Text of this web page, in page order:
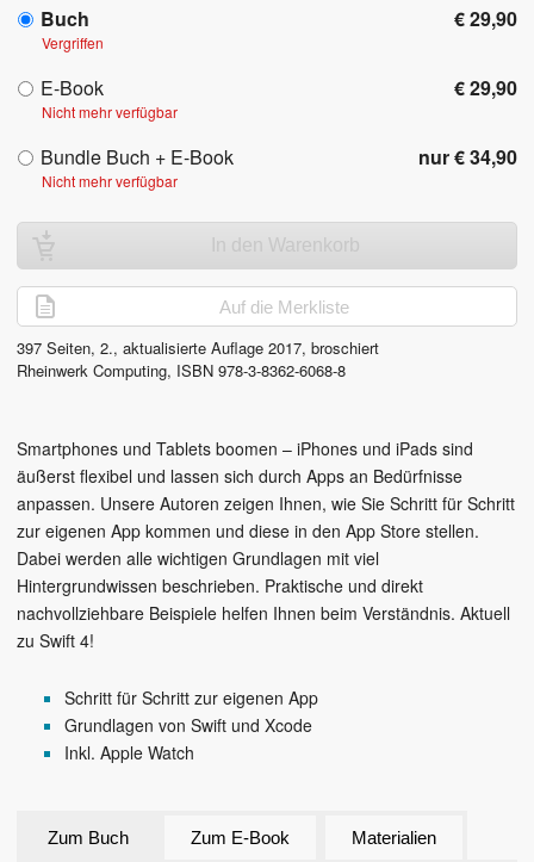
Buch € 29,90
Vergriffen
E-Book € 29,90
Nicht mehr verfügbar
Bundle Buch + E-Book nur € 34,90
Nicht mehr verfügbar
In den Warenkorb
Auf die Merkliste
397 Seiten, 2., aktualisierte Auflage 2017, broschiert
Rheinwerk Computing, ISBN 978-3-8362-6068-8
Smartphones und Tablets boomen – iPhones und iPads sind
äußerst flexibel und lassen sich durch Apps an Bedürfnisse
anpassen. Unsere Autoren zeigen Ihnen, wie Sie Schritt für Schritt
zur eigenen App kommen und diese in den App Store stellen.
Dabei werden alle wichtigen Grundlagen mit viel
Hintergrundwissen beschrieben. Praktische und direkt
nachvollziehbare Beispiele helfen Ihnen beim Verständnis. Aktuell
zu Swift 4!
Schritt für Schritt zur eigenen App
Grundlagen von Swift und Xcode
Inkl. Apple Watch
Zum Buch Zum E-Book Materialien